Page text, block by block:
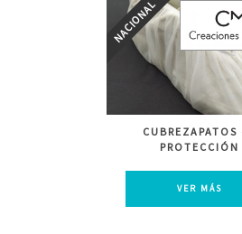
CUBREZAPATOS
PROTECCIÓN
VER MÁS